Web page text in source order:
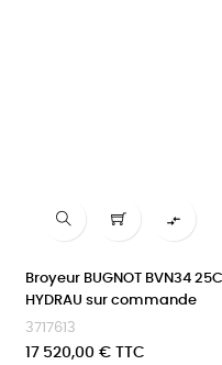

Broyeur BUGNOT BVN34
HYDRAU sur commande
3717613
Prix
17 520,00 € TTC